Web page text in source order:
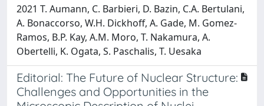
2021 T. Aumann, C. Barbieri, D. Bazin, C.A. Bertulani,
A. Bonaccorso, W.H. Dickhoff, A. Gade, M. Gomez-
Ramos, B.P. Kay, A.M. Moro, T. Nakamura, A.
Obertelli, K. Ogata, S. Paschalis, T. Uesaka
Editorial: The Future of Nuclear Structure:
Challenges and Opportunities in the